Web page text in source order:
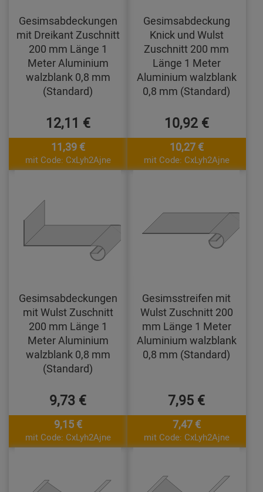
Gesimsabdeckungen
mit Dreikant Zuschnitt
200 mm Länge 1
Meter Aluminium
walzblank 0,8 mm
(Standard)
12,11 €
11,39 €
mit Code: CxLyh2Ajne
Gesimsabdeckung
Knick und Wulst
Zuschnitt 200 mm
Länge 1 Meter
Aluminium walzblank
0,8 mm (Standard)
10,92 €
10,27 €
mit Code: CxLyh2Ajne
Gesimsabdeckungen
mit Wulst Zuschnitt
200 mm Länge 1
Meter Aluminium
walzblank 0,8 mm
(Standard)
9,73 €
9,15 €
mit Code: CxLyh2Ajne
Gesimsstreifen mit
Wulst Zuschnitt 200
mm Länge 1 Meter
Aluminium walzblank
0,8 mm (Standard)
7,95 €
7,47 €
mit Code: CxLyh2Ajne